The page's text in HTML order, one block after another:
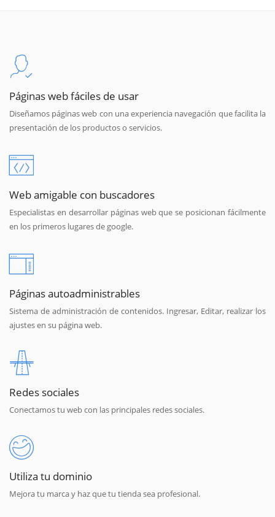
Páginas web fáciles de usar
Diseñamos páginas web con una experiencia navegación que facilita la
presentación de los productos o servicios.
Web amigable con buscadores
Especialistas en desarrollar páginas web que se posicionan fácilmente
en los primeros lugares de google.
Páginas autoadministrables
Sistema de administración de contenidos. Ingresar, Editar, realizar los
ajustes en su página web.
Redes sociales
Conectamos tu web con las principales redes sociales.
Utiliza tu dominio
Mejora tu marca y haz que tu tienda sea profesional.